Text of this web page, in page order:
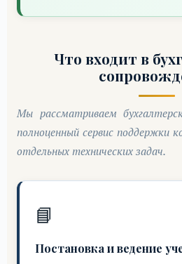
Что входит в
Мы рассматриваем
полноценный сервис поддержки
отдельных технических задач.
📘
Постановка и ведение